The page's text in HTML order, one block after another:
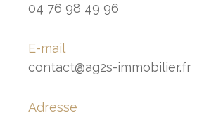
04 76 98 49 96
E-mail
contact@ag2s-immobilier.fr
Adresse